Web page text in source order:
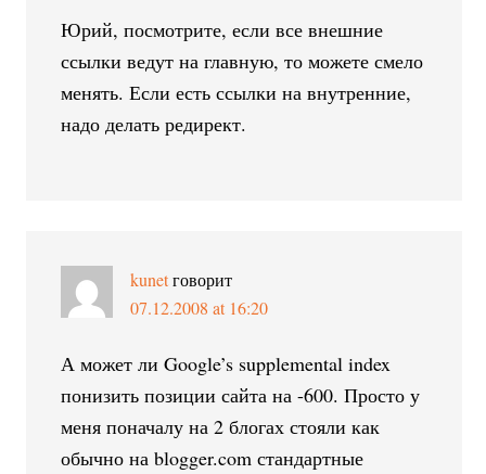
Юрий, посмотрите, если все внешние
ссылки ведут на главную, то можете смело
менять. Если есть ссылки на внутренние,
надо делать редирект.
kunetговорит
07.12.2008 at 16:20
А может ли Google’s supplemental index
понизить позиции сайта на -600. Просто у
меня поначалу на 2 блогах стояли как
обычно на blogger.com стандартные